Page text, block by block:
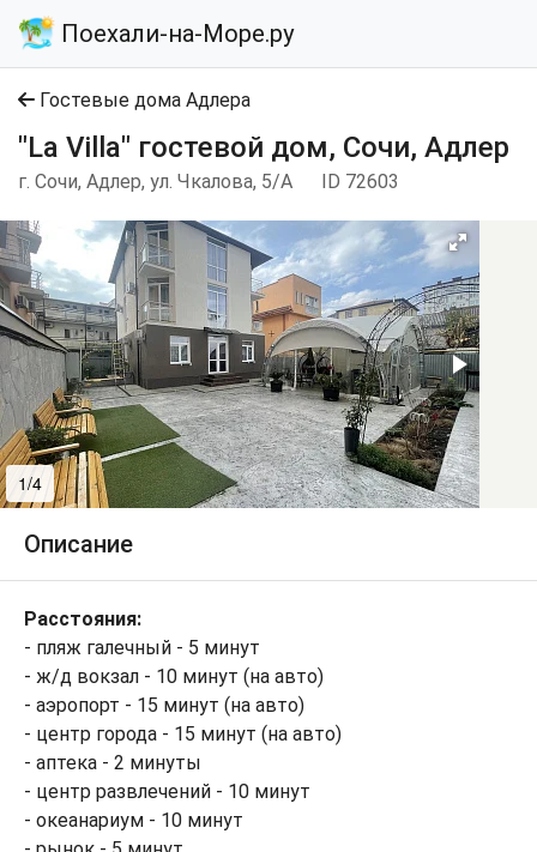
Поехали-на-Море.ру
Гостевые дома Адлера
"La Villa" гостевой дом, Сочи, Адлер
г. Сочи, Адлер, ул. Чкалова, 5/А ID 72603
1/4
Описание
Расстояния:
- пляж галечный - 5 минут
- ж/д вокзал - 10 минут (на авто)
- аэропорт - 15 минут (на авто)
- центр города - 15 минут (на авто)
- аптека - 2 минуты
- центр развлечений - 10 минут
- океанариум - 10 минут